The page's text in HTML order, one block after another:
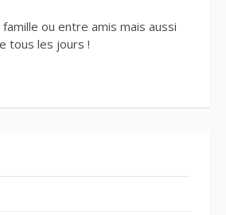
ou entre amis mais aussi
tous les jours !